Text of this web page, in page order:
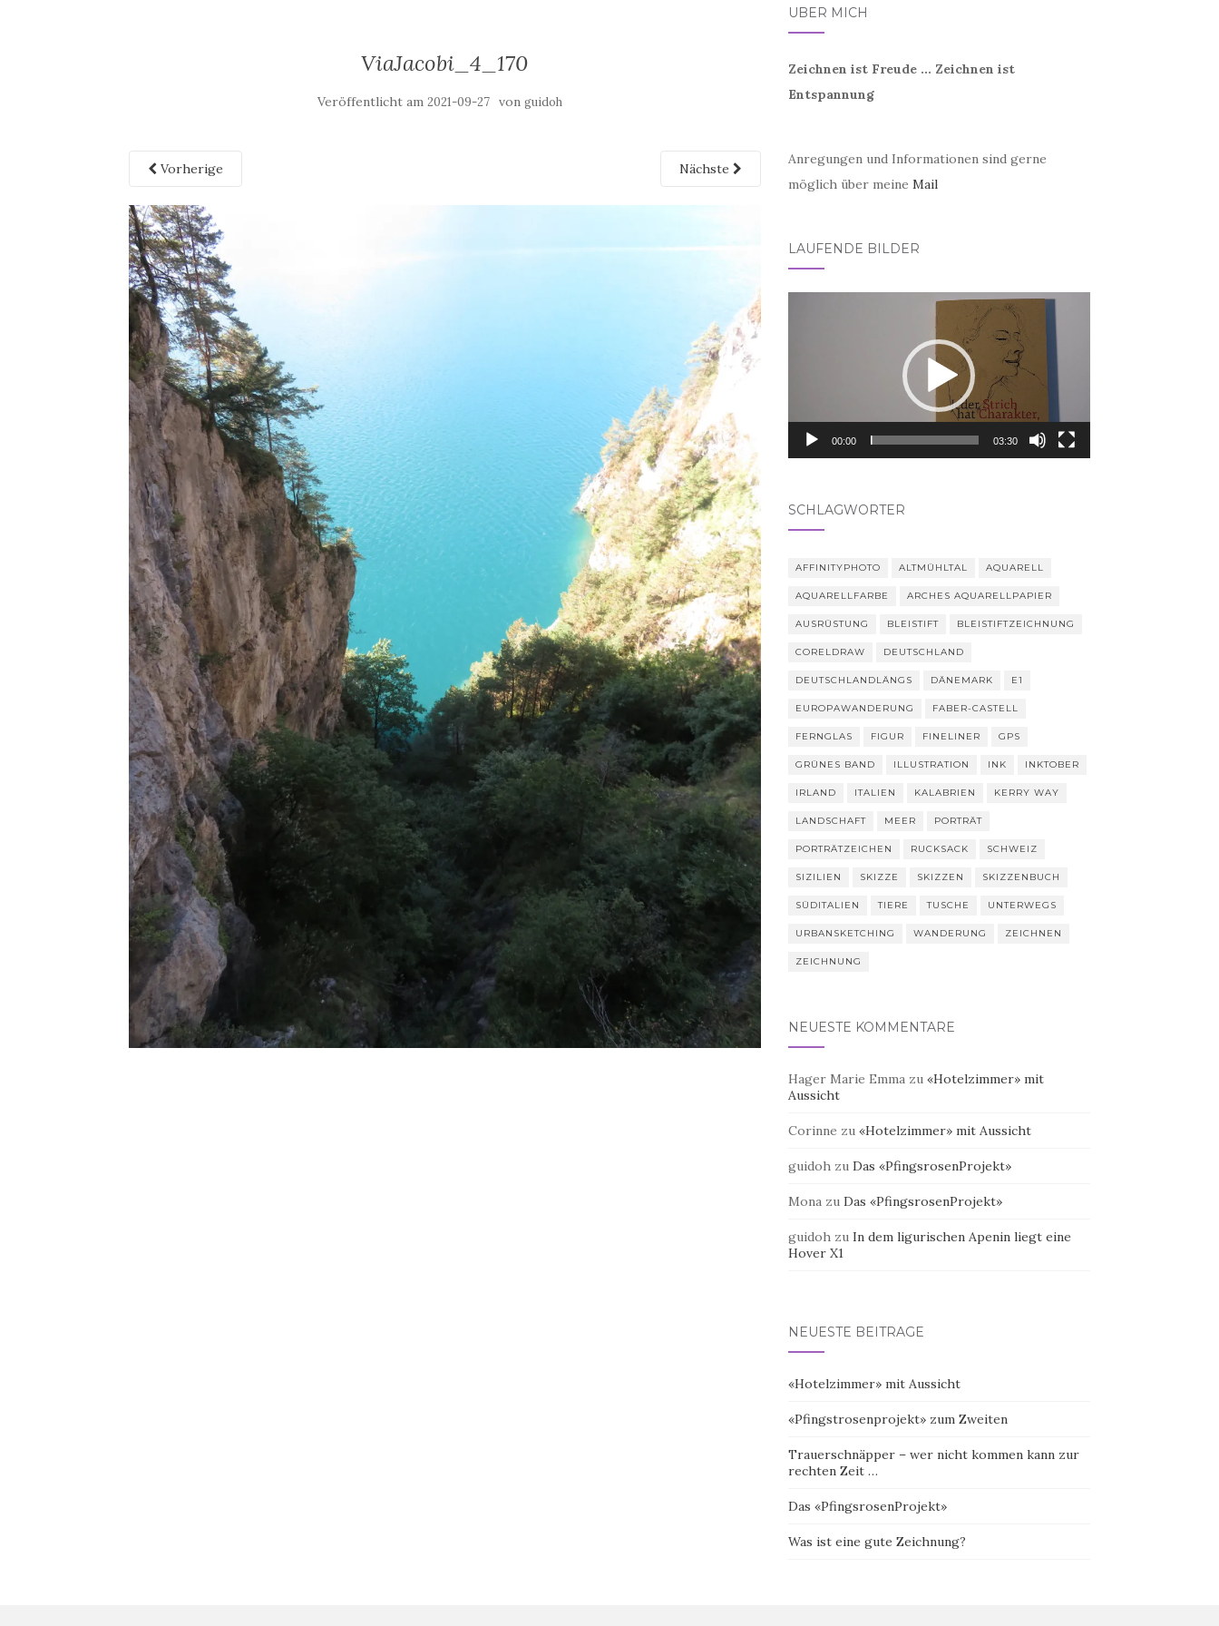
ViaJacobi_4_170
Veröffentlicht am2021-09-27 vonguidoh
Vorherige Nächste
ÜBER MICH
Zeichnen ist Freude ... Zeichnen ist
Entspannung
Anregungen und Informationen sind gerne
möglich über meine Mail
LAUFENDE BILDER
00:00 03:30
SCHLAGWÖRTER
AFFINITYPHOTO ALTMÜHLTAL AQUARELL
AQUARELLFARBE ARCHES AQUARELLPAPIER
AUSRÜSTUNG BLEISTIFT BLEISTIFTZEICHNUNG
CORELDRAW DEUTSCHLAND
DEUTSCHLANDLÄNGS DÄNEMARK E1
EUROPAWANDERUNG FABER-CASTELL
FERNGLAS FIGUR FINELINER GPS
GRÜNES BAND ILLUSTRATION INK INKTOBER
IRLAND ITALIEN KALABRIEN KERRY WAY
LANDSCHAFT MEER PORTRÄT
PORTRÄTZEICHEN RUCKSACK SCHWEIZ
SIZILIEN SKIZZE SKIZZEN SKIZZENBUCH
SÜDITALIEN TIERE TUSCHE UNTERWEGS
URBANSKETCHING WANDERUNG ZEICHNEN
ZEICHNUNG
NEUESTE KOMMENTARE
Hager Marie Emmazu «Hotelzimmer» mit
Aussicht
Corinne zu «Hotelzimmer» mit Aussicht
guidohzu Das «PfingsrosenProjekt»
Monazu Das «PfingsrosenProjekt»
guidohzu In dem ligurischen Apenin liegt eine
Hover X1
NEUESTE BEITRÄGE
«Hotelzimmer» mit Aussicht
«Pfingstrosenprojekt» zum Zweiten
Trauerschnäpper – wer nicht kommen kann zur
rechten Zeit …
Das «PfingsrosenProjekt»
Was ist eine gute Zeichnung?